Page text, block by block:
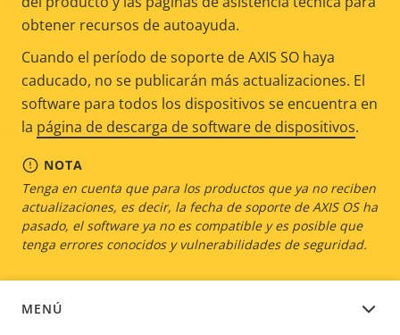
obtener recursos de autoayuda.
Cuando el período de soporte de AXIS SO haya
caducado, no se publicarán más actualizaciones. El
software para todos los dispositivos se encuentra en
la página de descarga de software de dispositivos.
NOTA
Tenga en cuenta que para los productos que ya no reciben
actualizaciones, es decir, la fecha de soporte de AXIS OS ha
pasado, el software ya no es compatible y es posible que
tenga errores conocidos y vulnerabilidades de seguridad.
MENÚ
SOFTWARE DEL DISPOSITIVO